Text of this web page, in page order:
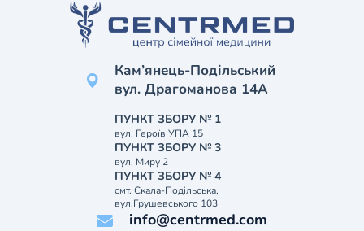
Кам’янець-Подільський
вул. Драгоманова 14А
ПУНКТ ЗБОРУ № 1
вул. Героїв УПА 15
ПУНКТ ЗБОРУ № 3
вул. Миру 2
ПУНКТ ЗБОРУ № 4
смт. Скала-Подільська,
вул.Грушевського 103
info@centrmed.com